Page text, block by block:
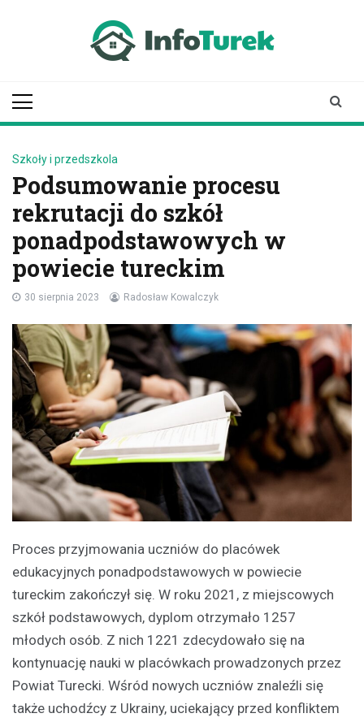
Szkoły i przedszkola
Podsumowanie procesu
rekrutacji do szkół
ponadpodstawowych w
powiecie tureckim
30 sierpnia 2023 Radosław Kowalczyk
Proces przyjmowania uczniów do placówek
edukacyjnych ponadpodstawowych w powiecie
tureckim zakończył się. W roku 2021, z miejscowych
szkół podstawowych, dyplom otrzymało 1257
młodych osób. Z nich 1221 zdecydowało się na
kontynuację nauki w placówkach prowadzonych przez
Powiat Turecki. Wśród nowych uczniów znaleźli się
także uchodźcy z Ukrainy, uciekający przed konfliktem